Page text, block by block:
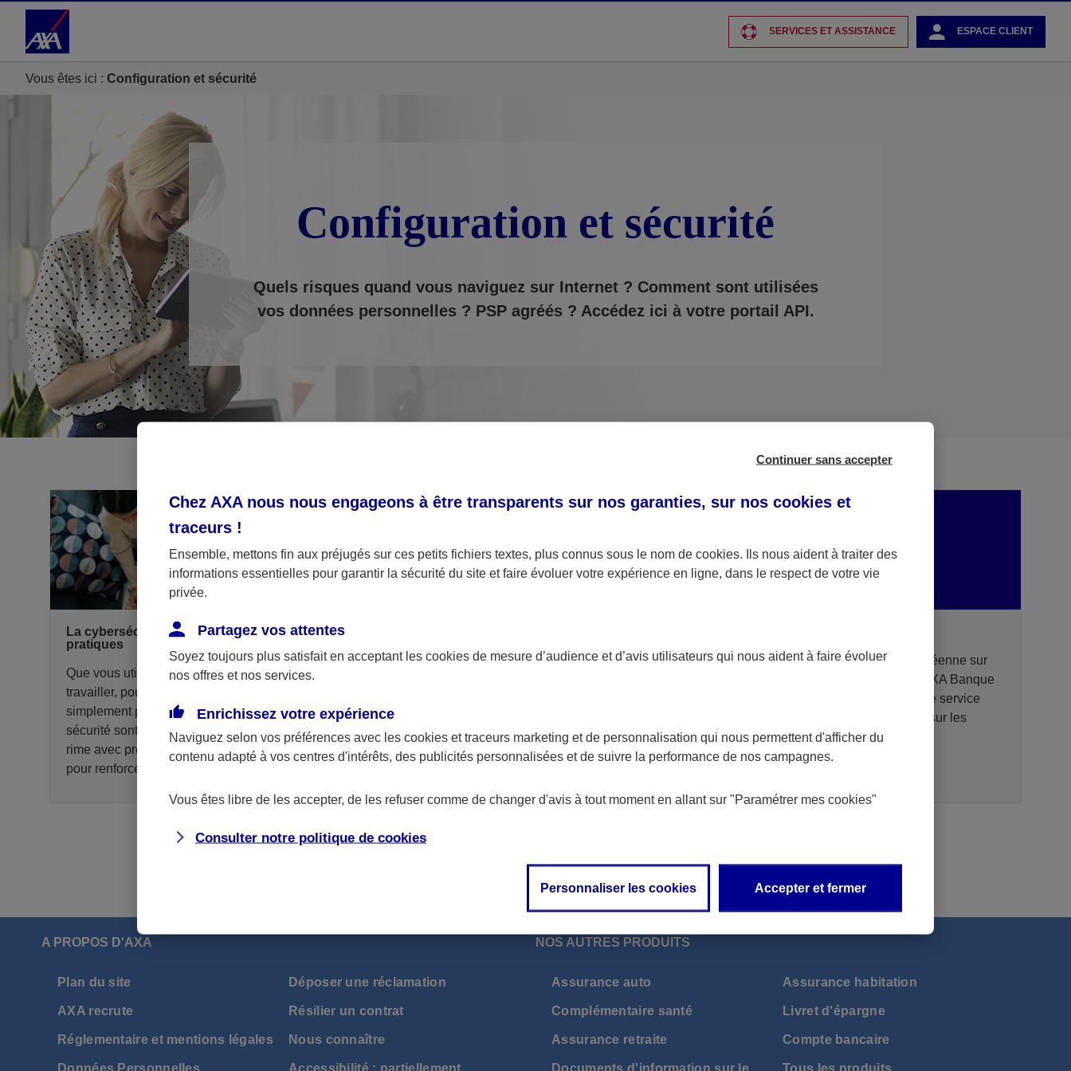
Accéder au Contenu
SERVICES ET ASSISTANCE ESPACE CLIENT
Vous êtes ici : Configuration et sécurité
Configuration et sécurité
Quels risques quand vous naviguez sur Internet ? Comment sont utilisées
vos données personnelles ? PSP agréés ? Accédez ici à votre portail API.
La cybersécurité prévention et bonnes
pratiques
Que vous utilisiez votre ordinateur pour
travailler, pour surfer sur Internet ou tout
simplement pour vous divertir, les questions de
sécurité sont essentielles. Parce que protection
rime avec prévention, voici quelques conseils
pour renforcer la sécurité de votre ordinateur.
Nous vous disons tout au sujet de l'utilisation de
Dans le cadre de la Directive Européenne sur
les services de paiement (DSP2), AXA Banque
met à disposition des prestataires de service
tiers (TPP), un portail d’information sur les
interfaces techniques (API).
A PROPOS D'AXA
Plan du site Déposer une réclamation
AXA recrute Résilier un contrat
Réglementaire et mentions légales Nous connaître
Données Personnelles Accessibilité : partiellement
NOS AUTRES PRODUITS
Assurance auto Assurance habitation
Complémentaire santé Livret d'épargne
Assurance retraite Compte bancaire
Documents d'information sur le Tous les produits
Continuer sans accepter
Chez AXA nous nous engageons à être transparents sur nos garanties, sur nos cookies et
traceurs !
Ensemble, mettons fin aux préjugés sur ces petits fichiers textes, plus connus sous le nom de cookies . Ils nous aident à traiter des
informations essentielles pour garantir la sécurité du site et faire évoluer votre expérience en ligne, dans le respect de votre vie
privée.
Partagez vos attentes
Soyez toujours plus satisfait en acceptant les cookies de mesure d’audience et d’avis utilisateurs qui nous aident à faire évoluer
nos offres et nos services.
Enrichissez votre expérience
Naviguez selon vos préférences avec les cookies et traceurs marketing et de personnalisation qui nous permettent d'afficher du
contenu adapté à vos centres d'intérêts, des publicités personnalisées et de suivre la performance de nos campagnes.
Vous êtes libre de les accepter, de les refuser comme de changer d'avis à tout moment en allant sur "Paramétrer mes cookies"
Consulter notre politique de cookies
Personnaliser les cookies Accepter et fermer